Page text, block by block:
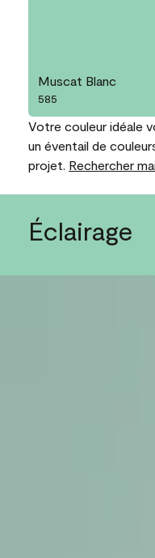
Muscat Blanc
585
Votre couleur idéale
un éventail de
projet. Rechercher
Éclairage